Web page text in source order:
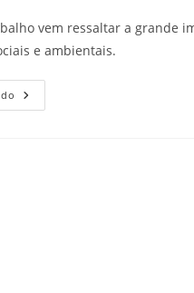
vem ressaltar a grande
e ambientais.